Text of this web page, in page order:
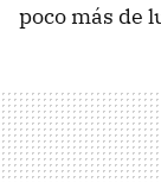
poco más de